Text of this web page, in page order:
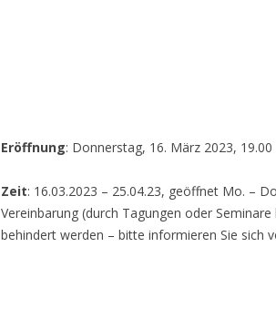
Eröffnung: Donnerstag, 16. März 2023, 19.00
Zeit: 16.03.2023 – 25.04.23, geöffnet Mo. –
Vereinbarung (durch Tagungen oder
behindert werden – bitte informieren Sie sich